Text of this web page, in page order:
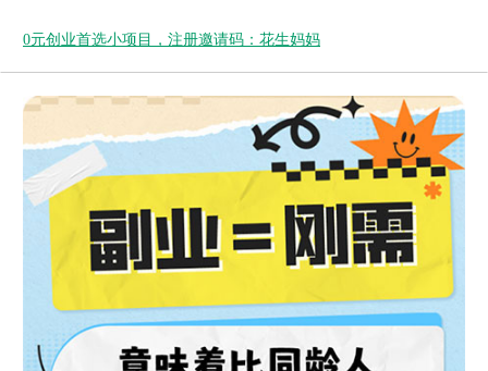
0元创业首选小项目，注册邀请码：花生妈妈